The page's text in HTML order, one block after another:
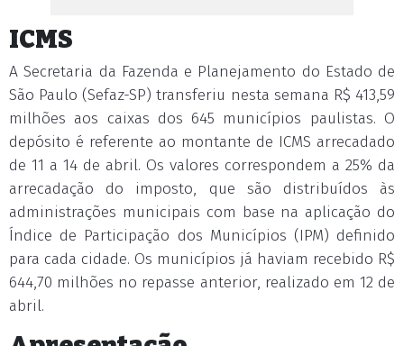
ICMS
A Secretaria da Fazenda e Planejamento do Estado de
São Paulo (Sefaz-SP) transferiu nesta semana R$ 413,59
milhões aos caixas dos 645 municípios paulistas. O
depósito é referente ao montante de ICMS arrecadado
de 11 a 14 de abril. Os valores correspondem a 25% da
arrecadação do imposto, que são distribuídos às
administrações municipais com base na aplicação do
Índice de Participação dos Municípios (IPM) definido
para cada cidade. Os municípios já haviam recebido R$
644,70 milhões no repasse anterior, realizado em 12 de
abril.